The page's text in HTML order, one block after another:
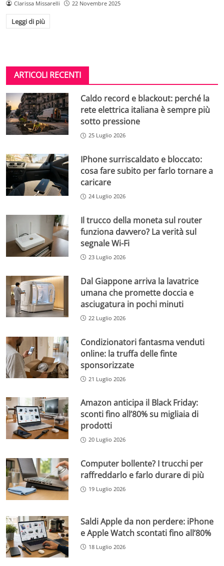
Clarissa Missarelli 22 Novembre 2025
Leggi di più
ARTICOLI RECENTI
Caldo record e blackout: perché la
rete elettrica italiana è sempre più
sotto pressione
25 Luglio 2026
IPhone surriscaldato e bloccato:
cosa fare subito per farlo tornare a
caricare
24 Luglio 2026
Il trucco della moneta sul router
funziona davvero? La verità sul
segnale Wi-Fi
23 Luglio 2026
Dal Giappone arriva la lavatrice
umana che promette doccia e
asciugatura in pochi minuti
22 Luglio 2026
Condizionatori fantasma venduti
online: la truffa delle finte
sponsorizzate
21 Luglio 2026
Amazon anticipa il Black Friday:
sconti fino all’80% su migliaia di
prodotti
20 Luglio 2026
Computer bollente? I trucchi per
raffreddarlo e farlo durare di più
19 Luglio 2026
Saldi Apple da non perdere: iPhone
e Apple Watch scontati fino all’80%
18 Luglio 2026